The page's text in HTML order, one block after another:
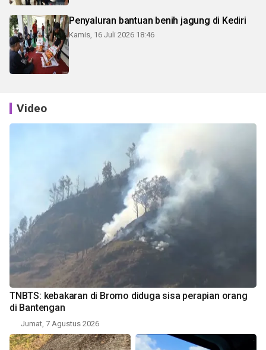
Penyaluran bantuan benih jagung di Kediri
Kamis, 16 Juli 2026 18:46
Video
TNBTS: kebakaran di Bromo diduga sisa perapian orang
di Bantengan
Jumat, 7 Agustus 2026